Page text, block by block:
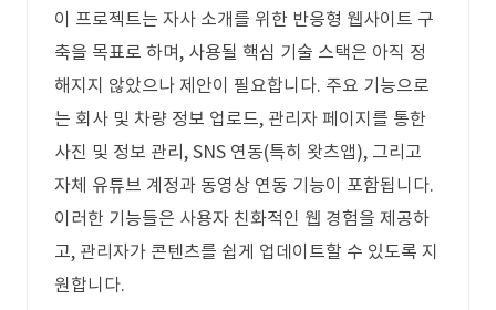
이 프로젝트는 자사 소개를 위한 반응형 웹사이트 구
축을 목표로 하며, 사용될 핵심 기술 스택은 아직 정
해지지 않았으나 제안이 필요합니다. 주요 기능으로
는 회사 및 차량 정보 업로드, 관리자 페이지를 통한
사진 및 정보 관리, SNS 연동(특히 왓츠앱), 그리고
자체 유튜브 계정과 동영상 연동 기능이 포함됩니다.
이러한 기능들은 사용자 친화적인 웹 경험을 제공하
고, 관리자가 콘텐츠를 쉽게 업데이트할 수 있도록 지
원합니다.